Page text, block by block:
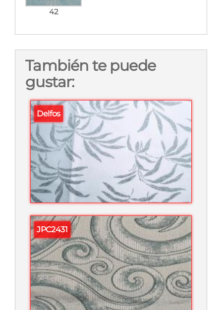
42
También te puede
gustar:
Delfos
JPC2431